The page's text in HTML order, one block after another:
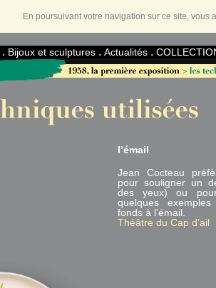
En poursuivant votre navigation sur ce site,
. Bijoux et sculptures . Actualités .
l’émail
Jean Cocteau
pour souligner un
des yeux) ou
quelques
fonds à l'émail.
Théâtre du Cap d’ail